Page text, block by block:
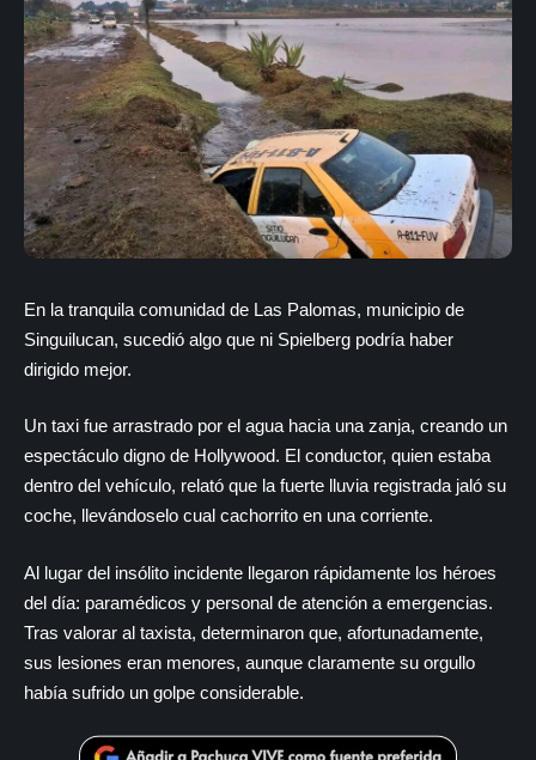
En la tranquila comunidad de Las Palomas, municipio de
Singuilucan, sucedió algo que ni Spielberg podría haber
dirigido mejor.
Un taxi fue arrastrado por el agua hacia una zanja, creando un
espectáculo digno de Hollywood. El conductor, quien estaba
dentro del vehículo, relató que la fuerte lluvia registrada jaló su
coche, llevándoselo cual cachorrito en una corriente.
Al lugar del insólito incidente llegaron rápidamente los héroes
del día: paramédicos y personal de atención a emergencias.
Tras valorar al taxista, determinaron que, afortunadamente,
sus lesiones eran menores, aunque claramente su orgullo
había sufrido un golpe considerable.